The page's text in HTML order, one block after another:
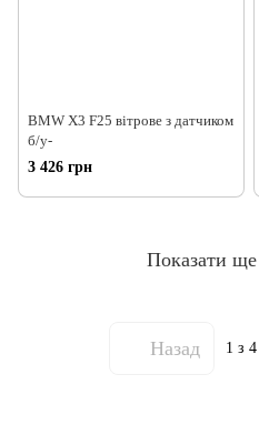
BMW X3 F25 вітрове з датчиком
б/у-
3 426 грн
Показати ще
Назад 1 з 4